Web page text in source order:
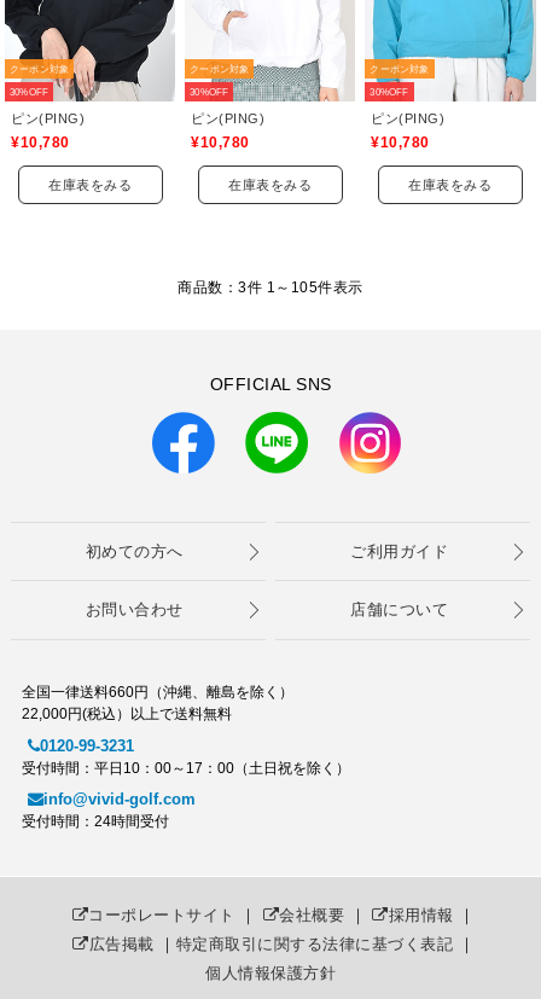
クーポン対象
30%OFF
ピン(PING)
¥10,780
在庫表をみる
クーポン対象
30%OFF
ピン(PING)
¥10,780
在庫表をみる
クーポン対象
30%OFF
ピン(PING)
¥10,780
在庫表をみる
商品数：3件 1～ 105件表示
OFFICIAL SNS
初めての方へ ご利用ガイド
お問い合わせ 店舗について
全国一律送料660円（沖縄、離島を除く）
22,000円(税込）以上で送料無料
0120-99-3231
受付時間：平日10：00～17：00（土日祝を除く）
info@vivid-golf.com
受付時間：24時間受付
コーポレートサイト ｜ 会社概要 ｜ 採用情報 ｜
広告掲載 ｜ 特定商取引に関する法律に基づく表記 ｜
個人情報保護方針